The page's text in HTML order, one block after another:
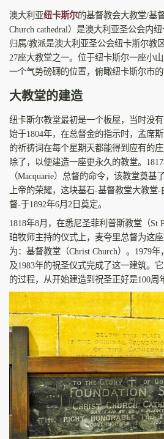
澳大利亚纽卡斯尔的基督教会大教堂/基
Church cathedral）是澳大利亚圣公会内
归属/教派是澳大利亚圣公会纽卡斯尔教
27座大教堂之一。位于纽卡斯尔一座小
一个气势磅礴的位置，俯瞰纽卡斯尔市的
大教堂的建造
纽卡斯尔教堂最初是一个板屋，当时没
始于1804年，在总督金的指示时，孟席
的祈祷词在每个星期天都能得到应有的
除了，以便建造一座更永久的教堂。
（Macquarie）总督的命令，该教堂奠基
上帝的荣耀，这块基石-基督教堂大教堂
督-于1892年6月2日奠定。
1818年8月，在悉尼圣菲利普斯教堂（St
珀牧师主持的仪式上，麦夸里总督为这
为：基督教堂（Christ Church）。1979
及1983年的祝圣仪式完成了这一建筑。
的过程，从开始建造到祝圣正好是100周